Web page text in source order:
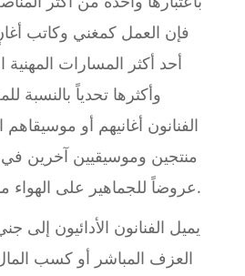
فإن العمل كمغني وكاتب
أحد أكثر المسارات المهنية
وأكثرها تحدياً بالنسبة
الفنانون أغانيهم أو
منتجين وموسيقيين آخرين في
عروضاً للجماهير على الهواء مباشرة بشكل منتظم.
يميل الفنانون الأدائيون
العزف المباشر أو كسب